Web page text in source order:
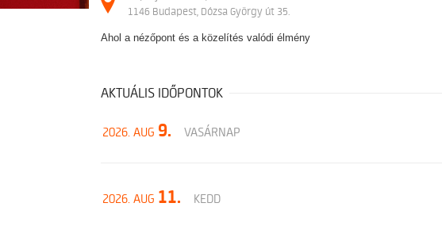
1146 Budapest, Dózsa György út 35.
Ahol a nézőpont és a közelítés valódi élmény
AKTUÁLIS IDŐPONTOK
2026. AUG 9. VASÁRNAP
2026. AUG 11. KEDD